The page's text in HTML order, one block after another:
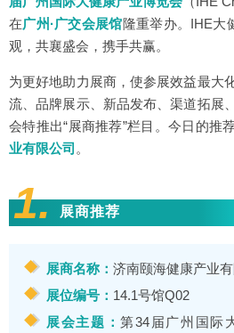
在广州·广交会展馆隆重举办。IHE大
观，共襄盛会，携手共赢。
为更好地助力展商，使参展效益最大
流、品牌展示、新品发布、渠道拓展
会特推出“展商推荐”栏目。今日的推
业有限公司 。
1. 展商推荐
展商名称： 济南颐海健康产业
展位编号： 14.1号馆Q02
展会主题：第34届广州国际